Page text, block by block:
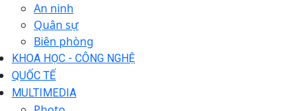
An ninh
Quân sự
Biên phòng
KHOA HỌC - CÔNG NGHỆ
QUỐC TẾ
MULTIMEDIA